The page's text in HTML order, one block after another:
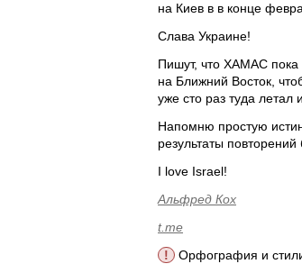
на Киев в в конце
Слава Украине!
Пишут, что ХАМАС пока
на Ближний Восток,
уже сто раз туда летал
Напомню простую
результаты
I love Israel!
Альфред Кох
t.me
!
Орфография и